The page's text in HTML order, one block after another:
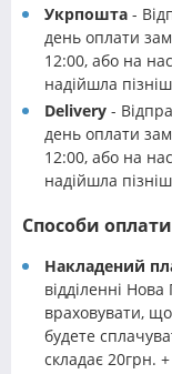
Укрпошта -
день оплати
12:00, або на
надійшла
Delivery -
день оплати
12:00, або на
надійшла
Способи оплати
Накладений
відділенні
враховувати,
будете
складає 20грн.